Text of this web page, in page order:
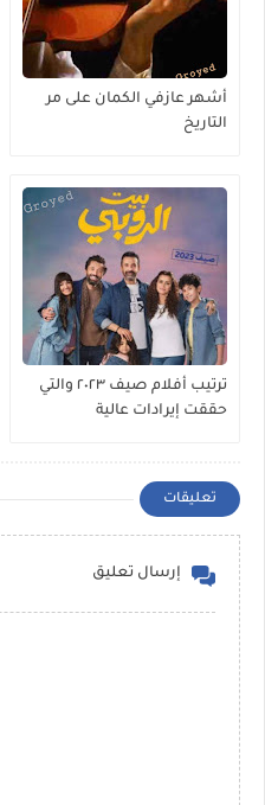
أشهر عازفي الكمان على مر
التاريخ
ترتيب أفلام صيف ٢٠٢٣ والتي
حققت إيرادات عالية
تعليقات
إرسال تعليق